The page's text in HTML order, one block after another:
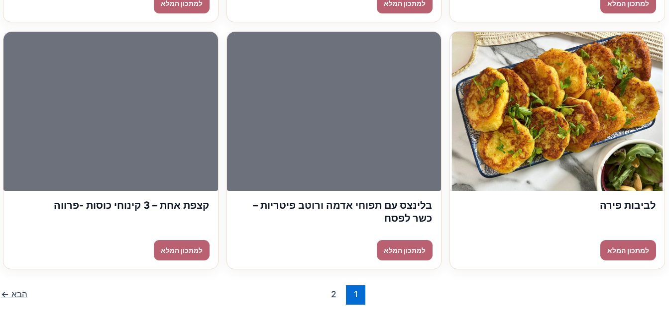
לביבות פירה
בלינצס עם תפוחי אדמה ורוטב פיטריות –
כשר לפסח
קצפת אחת – 3 קינוחי כוסות -פרווה
1
2 הבא ←